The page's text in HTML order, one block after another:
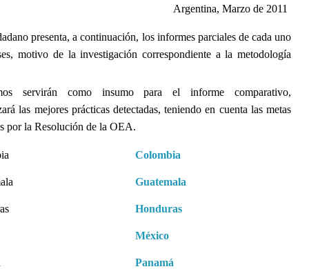
Argentina, Marzo de 2011
presenta, a continuación, los informes parciales de cada uno
motivo de la investigación correspondiente a la metodología
servirán como insumo para el informe comparativo,
las mejores prácticas detectadas, teniendo en cuenta las metas
por la Resolución de la OEA.
Colombia
Guatemala
Honduras
México
Panamá